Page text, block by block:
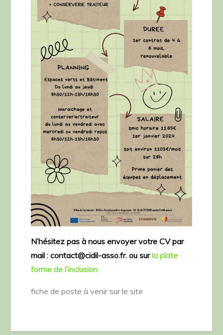
N’hésitez pas à nous envoyer votre CV par
mail : contact@cidil-asso.fr. ou surla plate
forme de l’inclusion
fiche de poste à venir sur le site